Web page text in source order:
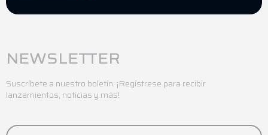
NEWSLETTER
Suscríbete a nuestro boletín. ¡Regístrese para recibir
lanzamientos, noticias y más!